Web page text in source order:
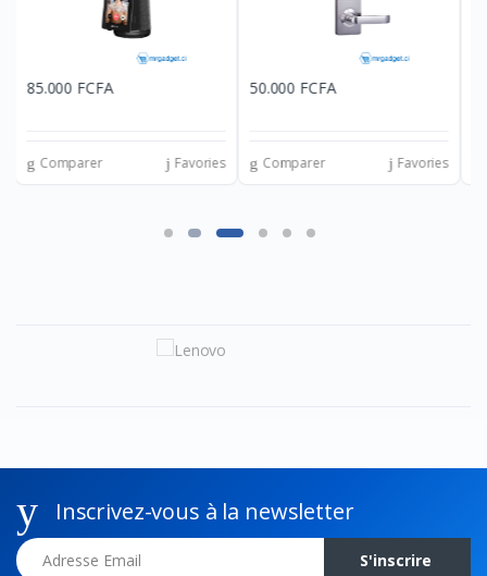
50.000 FCFA
Comparer Favories
45.000 FCFA
Comparer Favories
Inscrivez-vous à la newsletter
Adresse Email
S'inscrire